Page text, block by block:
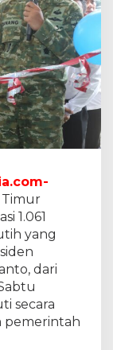
1.061
yang
dari
secara
pemerintah